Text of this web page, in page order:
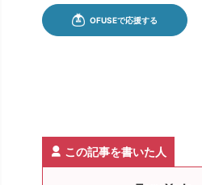
この記事を書いた人